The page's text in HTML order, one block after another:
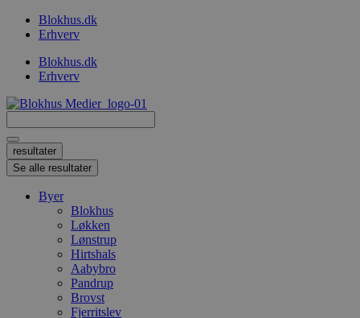
VidereBlokhus.dk
Erhverv
Blokhus.dk
Erhverv
...
resultater
Se alle resultater
Byer
Blokhus
Løkken
Lønstrup
Hirtshals
Aabybro
Pandrup
Brovst
Fjerritslev